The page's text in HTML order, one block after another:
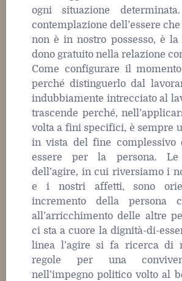
ogni situazione
contemplazione dell’essere che
non è in nostro possesso, è la
dono gratuito nella relazione
Come configurare il
perché distinguerlo dal
indubbiamente intrecciato al
trascende perché,
volta a fini specifici, è sempre
in vista del fine
essere per la persona. Le
dell’agire, in cui riversiamo i
e i nostri affetti, sono
incremento della
all’arricchimento delle altre
ci sta a cuore la dignità-di-
linea l’agire si fa ricerca di
regole per una
nell’impegno politico volto al